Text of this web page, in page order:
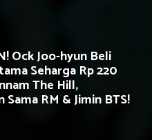
Ock Joo-hyun Beli
Seharga Rp 220
The Hill,
RM & Jimin BTS!